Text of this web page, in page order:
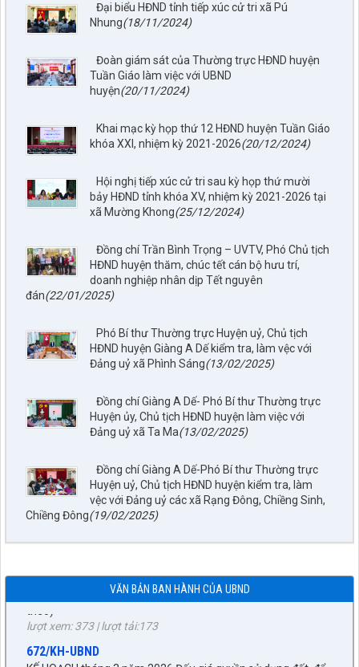
Đại biểu HĐND tỉnh tiếp xúc cử tri xã Pú
Nhung(18/11/2024)
Đoàn giám sát của Thường trực HĐND huyện
Tuần Giáo làm việc với UBND
huyện(20/11/2024)
Khai mạc kỳ họp thứ 12 HĐND huyện Tuần Giáo
khóa XXI, nhiệm kỳ 2021-2026(20/12/2024)
Hội nghị tiếp xúc cử tri sau kỳ họp thứ mười
bảy HĐND tỉnh khóa XV, nhiệm kỳ 2021-2026 tại
xã Mường Khong(25/12/2024)
Đồng chí Trần Bình Trọng – UVTV, Phó Chủ tịch
HĐND huyện thăm, chúc tết cán bộ hưu trí,
doanh nghiệp nhân dịp Tết nguyên
đán(22/01/2025)
Phó Bí thư Thường trực Huyện uỷ, Chủ tịch
HĐND huyện Giàng A Dế kiểm tra, làm vệc với
Đảng uỷ xã Phình Sáng(13/02/2025)
Đồng chí Giàng A Dế- Phó Bí thư Thường trực
Huyện ủy, Chủ tịch HĐND huyện làm việc với
Đảng uỷ xã Ta Ma(13/02/2025)
Đồng chí Giàng A Dế-Phó Bí thư Thường trực
Huyện uỷ, Chủ tịch HĐND huyện kiểm tra, làm
vệc với Đảng uỷ các xã Rạng Đông, Chiềng Sinh,
Chiềng Đông(19/02/2025)
VĂN BẢN BAN HÀNH CỦA UBND
797./TTPTQĐ-KV2
Tuần Giáo công khai dự thảo phương án bồi thường, hỗ trợ
(đợt 6)công trình: Hồ bản phủ thuộc dự án cụm Hồbản Phủ -
Nậm Là tỉnh Điện Biên
lượt xem: 40 | lượt tải:31
Kế hoạch Đấu giá quyền sử dụng đất năm 2026 trên địa bàn
xã Tuần Giáo
lượt xem: 73 | lượt tải:24
THÔNG BÁO ĐẤU GIÁ TÀI SẢN
lượt xem: 186 | lượt tải:85
THÔNG BÁO Về việc lựa chọn tổ chức đấu giá tài sản
lượt xem: 203 | lượt tải:83
55/NQ-UBBC
Nghị quyết công bố kết quả bầu cử và danh sách những
người trúng cử đại biểu HĐND xã Tuần Giáo khóa II, nhiệm kỳ
lượt xem: 373 | lượt tải:173
672/KH-UBND
KẾ HOẠCH tháng 3 năm 2026 Đấu giá quyền sử dụng đất, để
giao đất có thu tiền sử dụng đất thông qua hình thức đấu giá
quyền sử dụng đất năm 2026
Về chủ trương sắp xếp đơn vị hành chính cấp xã trên địa bàn
huyện Tuần Giáo, tỉnh Điện Biên (gửi bản kèm Biên Bản kỳ
họp HĐND)
lượt xem: 1516 | lượt tải:956